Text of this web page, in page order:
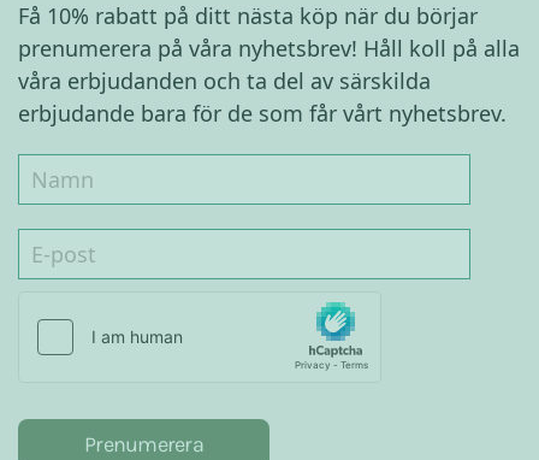
Få 10% rabatt på ditt nästa köp när du börjar
prenumerera på våra nyhetsbrev! Håll koll på alla
våra erbjudanden och ta del av särskilda
erbjudande bara för de som får vårt nyhetsbrev.
Prenumerera